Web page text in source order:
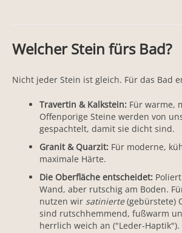
Welcher Stein fürs Bad?
Nicht jeder Stein ist gleich. Für das Bad
Travertin & Kalkstein: Für warme,
Offenporige Steine werden von
gespachtelt, damit sie dicht sind.
Granit & Quarzit: Für moderne,
maximale Härte.
Die Oberfläche entscheidet:
Wand, aber rutschig am Boden.
nutzen wir satinierte(gebürstete)
sind rutschhemmend, fußwarm
herrlich weich an ("Leder-Haptik").